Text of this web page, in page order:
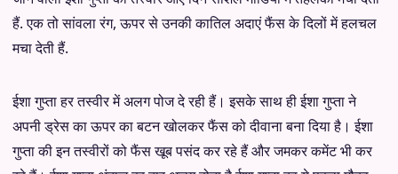
हैं. एक तो सांवला रंग, ऊपर से उनकी कातिल अदाएं फैंस के दिलों में हलचल
मचा देती हैं.
ईशा गुप्ता हर तस्वीर में अलग पोज दे रही हैं। इसके साथ ही ईशा गुप्ता ने
अपनी ड्रेस का ऊपर का बटन खोलकर फैंस को दीवाना बना दिया है। ईशा
गुप्ता की इन तस्वीरों को फैंस खूब पसंद कर रहे हैं और जमकर कमेंट भी कर